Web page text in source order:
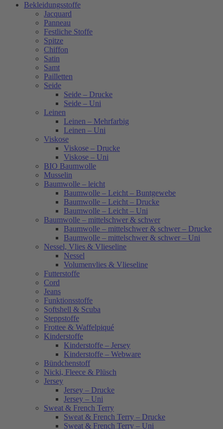
Bekleidungsstoffe
Jacquard
Panneau
Festliche Stoffe
Spitze
Chiffon
Satin
Samt
Pailletten
Seide
Seide – Drucke
Seide – Uni
Leinen
Leinen – Mehrfarbig
Leinen – Uni
Viskose
Viskose – Drucke
Viskose – Uni
BIO Baumwolle
Musselin
Baumwolle – leicht
Baumwolle – Leicht – Buntgewebe
Baumwolle – Leicht – Drucke
Baumwolle – Leicht – Uni
Baumwolle – mittelschwer & schwer
Baumwolle – mittelschwer & schwer – Drucke
Baumwolle – mittelschwer & schwer – Uni
Nessel, Vlies & Vlieseline
Nessel
Volumenvlies & Vlieseline
Futterstoffe
Cord
Jeans
Funktionsstoffe
Softshell & Scuba
Steppstoffe
Frottee & Waffelpiqué
Kinderstoffe
Kinderstoffe – Jersey
Kinderstoffe – Webware
Bündchenstoff
Nicki, Fleece & Plüsch
Jersey
Jersey – Drucke
Jersey – Uni
Sweat & French Terry
Sweat & French Terry – Drucke
Sweat & French Terry – Uni